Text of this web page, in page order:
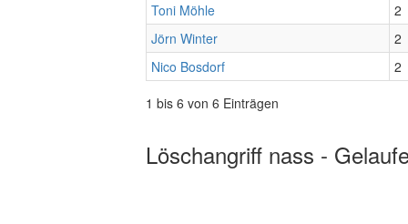
Toni Möhle
2
Jörn Winter
2
Nico Bosdorf
2
1 bis 6 von 6 Einträgen
Löschangriff nass -